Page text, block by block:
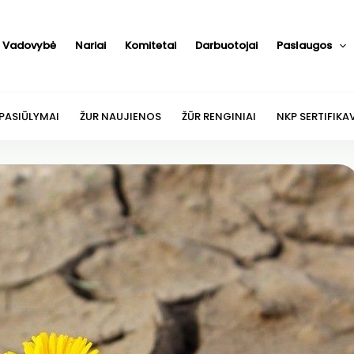
Vadovybė Nariai Komitetai Darbuotojai Paslaugos
ŽUR NAUJIENOS ŽŪR RENGINIAI NKP